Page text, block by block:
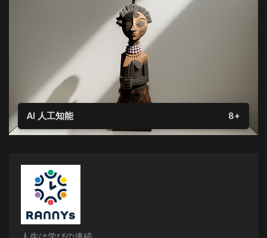
AI 人工知能 8+